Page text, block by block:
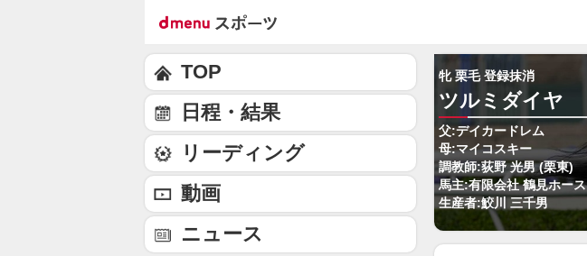
牝 栗毛 登録抹消
ツルミダイヤ
父:デイカードレム
母:マイコスキー
調教師:荻野 光男 (栗東)
馬主:有限会社 鶴見ホース
生産者:鮫川 三千男
TOP
日程・結果
リーディング
動画
ニュース